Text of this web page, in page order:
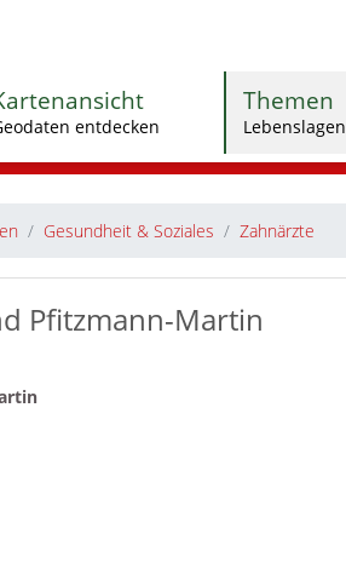
entdecken
Themen
Lebenslagen
Gesundheit & Soziales Zahnärzte
Pfitzmann-Martin